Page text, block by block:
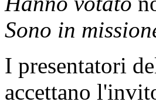
Sono in
I presentatori
accettano